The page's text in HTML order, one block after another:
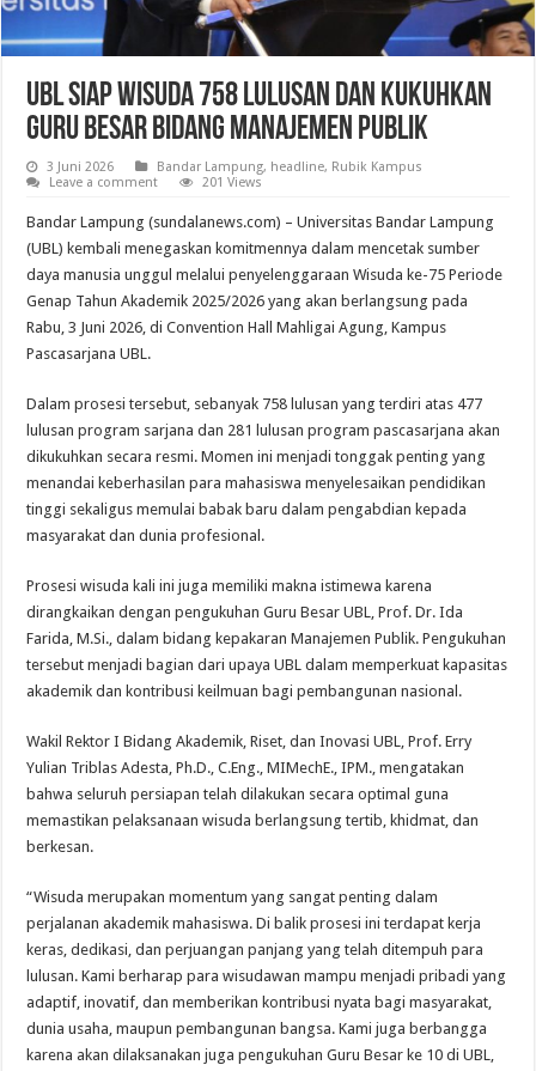
UBL Siap Wisuda 758 Lulusan dan Kukuhkan
Guru Besar Bidang Manajemen Publik
3 Juni 2026 Bandar Lampung, headline, Rubik Kampus
Leave a comment
201 Views
Bandar Lampung (sundalanews.com) – Universitas Bandar Lampung
(UBL) kembali menegaskan komitmennya dalam mencetak sumber
daya manusia unggul melalui penyelenggaraan Wisuda ke-75 Periode
Genap Tahun Akademik 2025/2026 yang akan berlangsung pada
Rabu, 3 Juni 2026, di Convention Hall Mahligai Agung, Kampus
Pascasarjana UBL.
Dalam prosesi tersebut, sebanyak 758 lulusan yang terdiri atas 477
lulusan program sarjana dan 281 lulusan program pascasarjana akan
dikukuhkan secara resmi. Momen ini menjadi tonggak penting yang
menandai keberhasilan para mahasiswa menyelesaikan pendidikan
tinggi sekaligus memulai babak baru dalam pengabdian kepada
masyarakat dan dunia profesional.
Prosesi wisuda kali ini juga memiliki makna istimewa karena
dirangkaikan dengan pengukuhan Guru Besar UBL, Prof. Dr. Ida
Farida, M.Si., dalam bidang kepakaran Manajemen Publik. Pengukuhan
tersebut menjadi bagian dari upaya UBL dalam memperkuat kapasitas
akademik dan kontribusi keilmuan bagi pembangunan nasional.
Wakil Rektor I Bidang Akademik, Riset, dan Inovasi UBL, Prof. Erry
Yulian Triblas Adesta, Ph.D., C.Eng., MIMechE., IPM., mengatakan
bahwa seluruh persiapan telah dilakukan secara optimal guna
memastikan pelaksanaan wisuda berlangsung tertib, khidmat, dan
berkesan.
“Wisuda merupakan momentum yang sangat penting dalam
perjalanan akademik mahasiswa. Di balik prosesi ini terdapat kerja
keras, dedikasi, dan perjuangan panjang yang telah ditempuh para
lulusan. Kami berharap para wisudawan mampu menjadi pribadi yang
adaptif, inovatif, dan memberikan kontribusi nyata bagi masyarakat,
dunia usaha, maupun pembangunan bangsa. Kami juga berbangga
karena akan dilaksanakan juga pengukuhan Guru Besar ke 10 di UBL,